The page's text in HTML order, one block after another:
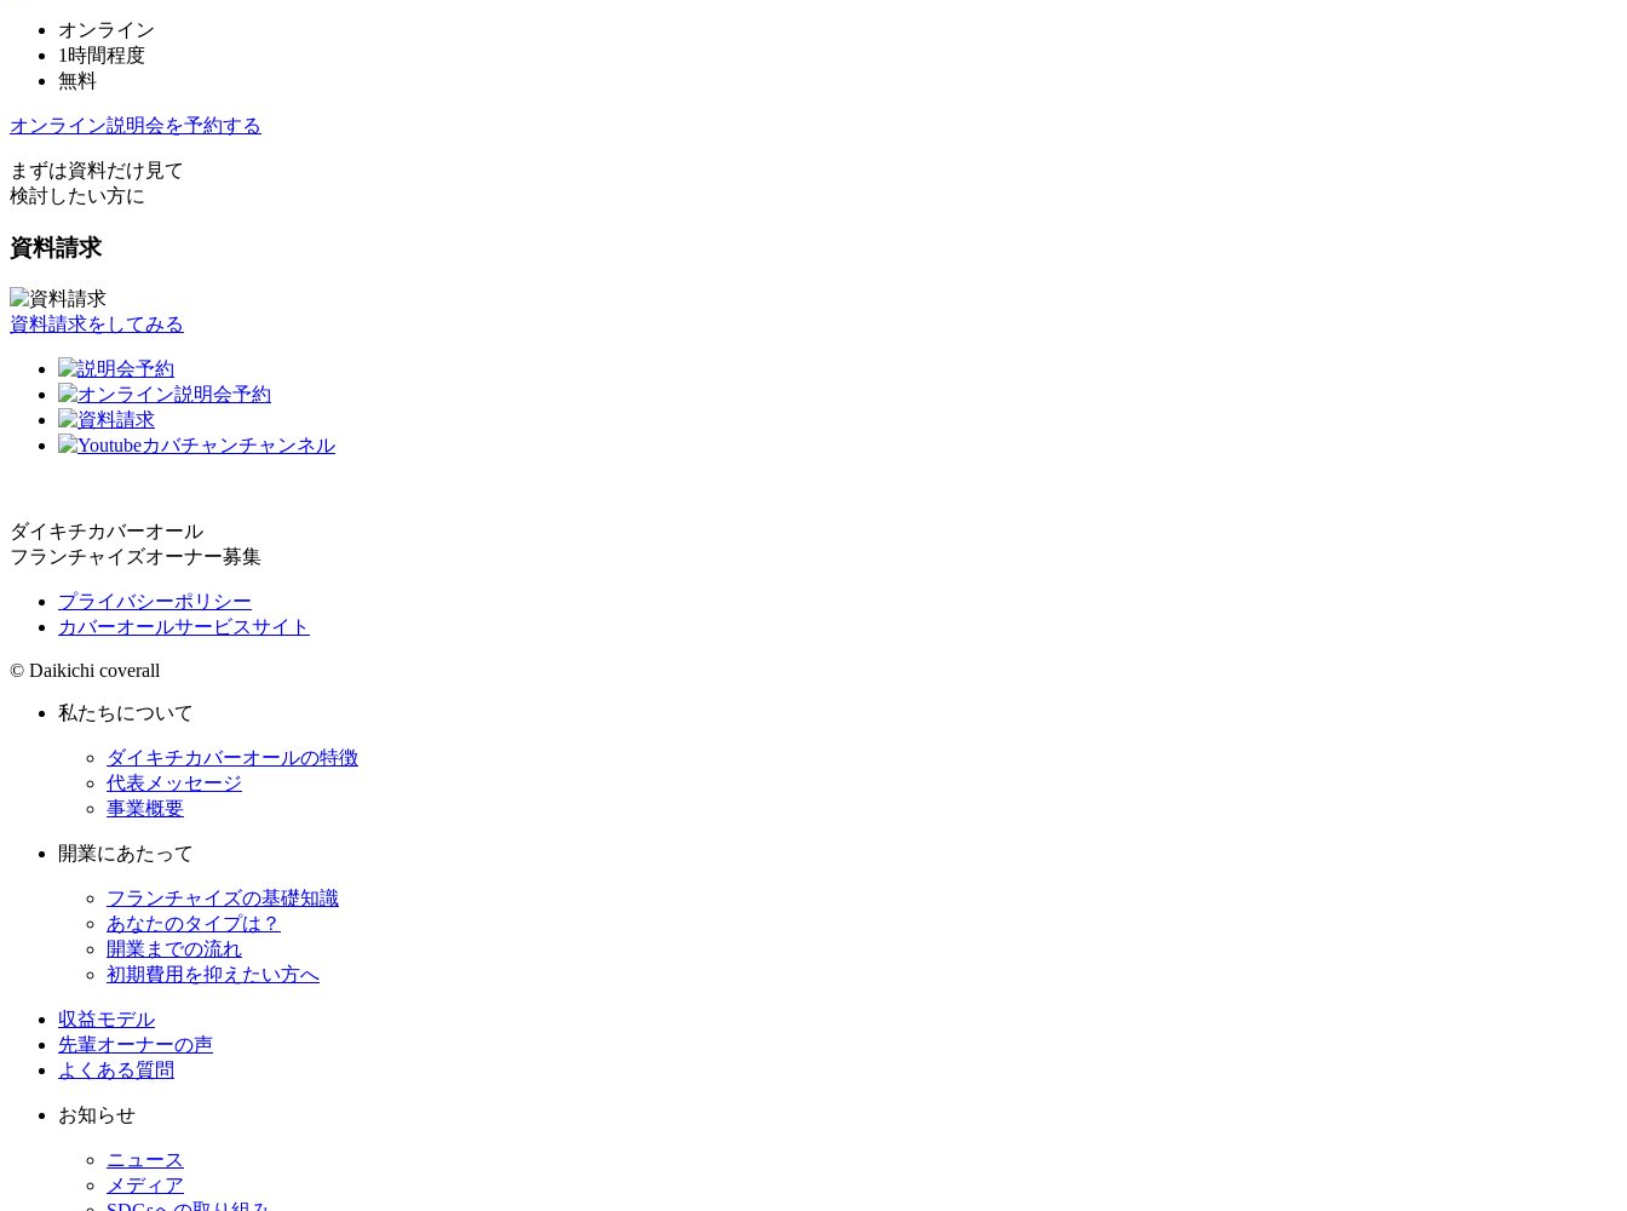
オンライン
1時間程度
無料
オンライン説明会を予約する
まずは資料だけ見て
検討したい方に
資料請求
資料請求をしてみる
ダイキチカバーオール
フランチャイズオーナー募集
プライバシーポリシー
カバーオールサービスサイト
© Daikichi coverall
私たちについて
ダイキチカバーオールの特徴
代表メッセージ
事業概要
開業にあたって
フランチャイズの基礎知識
あなたのタイプは？
開業までの流れ
初期費用を抑えたい方へ
収益モデル
先輩オーナーの声
よくある質問
お知らせ
ニュース
メディア